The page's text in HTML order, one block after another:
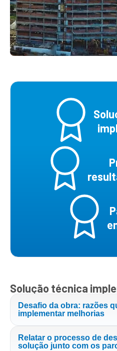
Solução técnica
Desafio da obra: razões
implementar melhorias
Relatar o processo de
solução junto com os